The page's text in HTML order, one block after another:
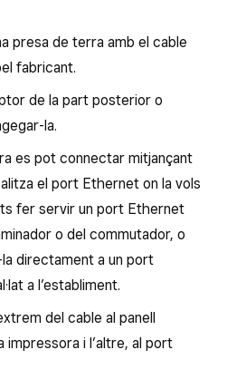
impressora>
impressora Bluetooth
una impresora Bluetooth:
impressora.
ves aConfiguració>
i activa l’opcióBluetooth.
la impressora.
un PIN, introdueix-hi
torna al TPV Square,
un missatge de confirmació.
presa de terra amb el cable
fabricant.
de la part posterior o
la.
es pot connectar mitjançant
el port Ethernet on la vols
fer servir un port Ethernet
o del commutador, o
directament a un port
a l’establiment.
del cable al panell
impressora i l’altre, al port